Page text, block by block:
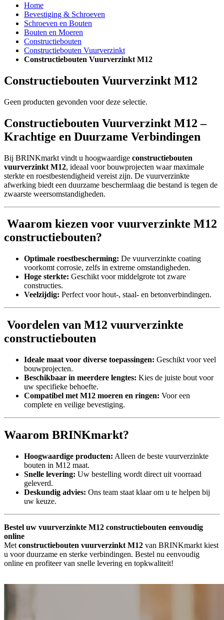
Home
Bevestiging & Schroeven
Schroeven en Bouten
Bouten en Moeren
Constructiebouten
Constructiebouten Vuurverzinkt
Constructiebouten Vuurverzinkt M12
Constructiebouten Vuurverzinkt M12
Geen producten gevonden voor deze selectie.
Constructiebouten Vuurverzinkt M12 –
Krachtige en Duurzame Verbindingen
Bij BRINKmarkt vindt u hoogwaardige constructiebouten
vuurverzinkt M12, ideaal voor bouwprojecten waar maximale
sterkte en roestbestendigheid vereist zijn. De vuurverzinkte
afwerking biedt een duurzame beschermlaag die bestand is tegen de
zwaarste weersomstandigheden.
Waarom kiezen voor vuurverzinkte M12
constructiebouten?
Optimale roestbescherming: De vuurverzinkte coating
voorkomt corrosie, zelfs in extreme omstandigheden.
Hoge sterkte: Geschikt voor middelgrote tot zware
constructies.
Veelzijdig: Perfect voor hout-, staal- en betonverbindingen.
Voordelen van M12 vuurverzinkte
constructiebouten
Ideale maat voor diverse toepassingen: Geschikt voor veel
bouwprojecten.
Beschikbaar in meerdere lengtes: Kies de juiste bout voor
uw specifieke behoefte.
Compatibel met M12 moeren en ringen: Voor een
complete en veilige bevestiging.
Waarom BRINKmarkt?
Hoogwaardige producten: Alleen de beste vuurverzinkte
bouten in M12 maat.
Snelle levering: Uw bestelling wordt direct uit voorraad
geleverd.
Deskundig advies: Ons team staat klaar om u te helpen bij
uw keuze.
Bestel uw vuurverzinkte M12 constructiebouten eenvoudig
online
Met constructiebouten vuurverzinkt M12 van BRINKmarkt kiest
u voor duurzame en sterke verbindingen. Bestel nu eenvoudig
online en profiteer van snelle levering en topkwaliteit!